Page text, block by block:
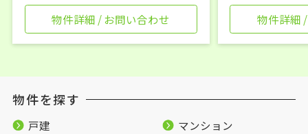
物件詳細 / お問い合わせ
物件詳細
物件を探す
戸建
マンション